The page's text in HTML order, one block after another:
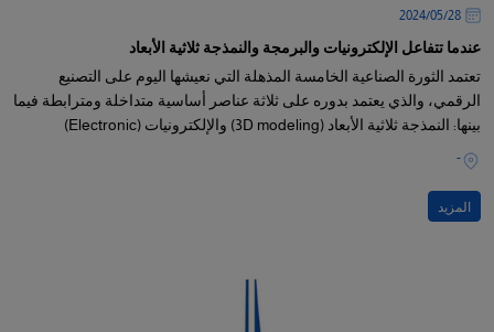
28‏/05‏/2024
عندما تتفاعل الإلكترونيات والبرمجة والنمذجة ثلاثية الأبعاد
تعتمد الثورة الصناعية الخامسة المذهلة التي نعيشها اليوم على التصنيع
الرقمي، والذي يعتمد بدوره على ثلاثة عناصر أساسية متداخلة ومترابطة فيما
بينها: النمذجة ثلاثية الأبعاد (3D modeling) والإلكترونيات (Electronic)
والبرمجة (Programming).
-
المزيد